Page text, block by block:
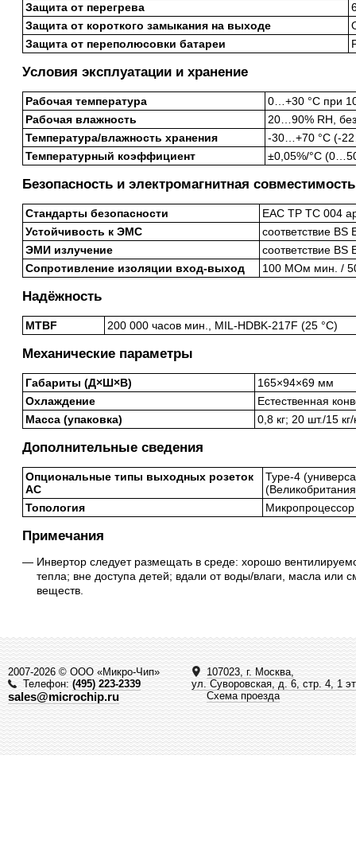
Защита от перегрева
Защита от короткого замыкания на выходе
Защита от переполюсовки батареи
Условия эксплуатации и хранение
Рабочая температура
0…+30 °C при
Рабочая влажность
20…90% RH,
Температура/влажность хранения
-30…+70 °C (-
Температурный коэффициент
±0,05%/°C
Безопасность и электромагнитная совместимость
Стандарты безопасности
EAC TP TC 004
Устойчивость к ЭМС
соответствие
ЭМИ излучение
соответствие
Сопротивление изоляции вход-выход
100 МОм мин. /
Надёжность
MTBF 200 000 часов мин., MIL-HDBK-217F (25 °C)
Механические параметры
Габариты (Д×Ш×В)
165×94×69 мм
Охлаждение
Естественная
Масса (упаковка)
0,8 кг; 20 шт./15
Дополнительные сведения
Опциональные типы выходных розеток
AC
Type-4
Топология
Микропроцессор
Примечания
Инвертор следует размещать в среде: хорошо
тепла; вне доступа детей; вдали от воды/влаги, масла или
веществ.
2007-2026 © ООО «Микро-Чип»
Телефон:(495) 223-2339
sales@microchip.ru
107023, г. Москва,
ул. Суворовская, д. 6, стр. 4, 1
Схема проезда